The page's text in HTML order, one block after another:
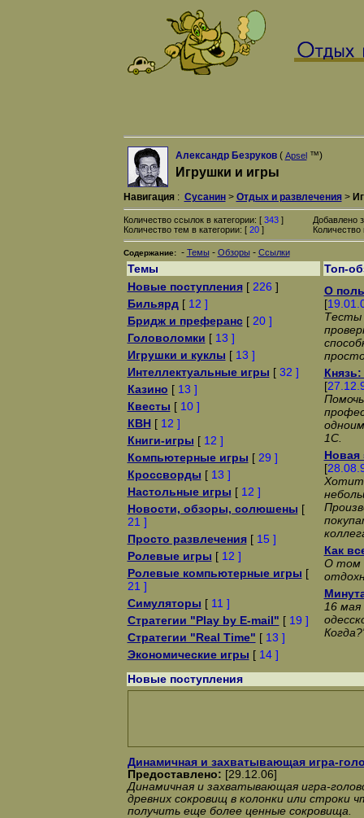
Александр Безруков( Apsel™)
Игрушки и игры
Навигация: Сусанин> Отдых и развлечения>
Количество ссылок в категории: [ 343]
Количество тем в категории: [ 20]
Добавлено
Содержание: - Темы - Обзоры - Ссылки
Темы
Топ-
Новые поступления[ 226 ]
Бильярд[ 12 ]
Бридж и преферанс[ 20 ]
Головоломки [ 13 ]
Игрушки и куклы [ 13 ]
Интеллектуальные игры [ 32 ]
Казино [ 13 ]
Квесты [ 10 ]
КВН[ 12 ]
Книги-игры [ 12 ]
Компьютерные игры [ 29 ]
Кроссворды [ 13 ]
Настольные игры [ 12 ]
Новости, обзоры, солюшены [
21 ]
Просто развлечения[ 15 ]
Ролевые игры [ 12 ]
Ролевые компьютерные игры [
21 ]
Симуляторы [ 11 ]
Стратегии "Play by E-mail" [ 19 ]
Стратегии "Real Time" [ 13 ]
Экономические игры [ 14 ]
О
[
Тесты
[
1С.
Новая
[
Как
О том
16 мая
Новые поступления
Динамичная и захватывающая игра-
Предоставлено: [29.12.06]
Динамичная и захватывающая игра-
древних сокровищ в колонки или строки
получить еще более ценные сокровища.